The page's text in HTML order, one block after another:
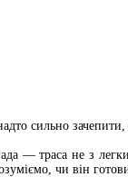
сильно
— траса не з
чи він